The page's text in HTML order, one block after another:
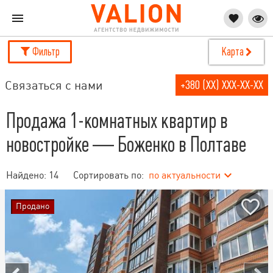
Фильтр Карта
Связаться с нами +380 (XX) XXX-XX-XX
Продажа 1-комнатных квартир в
новостройке — Боженко в Полтаве
Найдено: 14 Сортировать по: по актуальности
Продано